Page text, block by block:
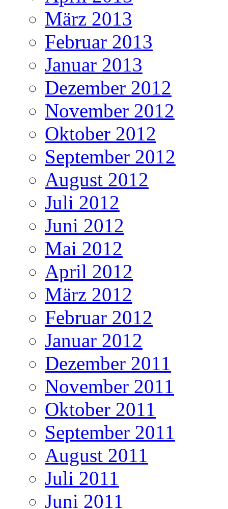
März 2013
Februar 2013
Januar 2013
Dezember 2012
November 2012
Oktober 2012
September 2012
August 2012
Juli 2012
Juni 2012
Mai 2012
April 2012
März 2012
Februar 2012
Januar 2012
Dezember 2011
November 2011
Oktober 2011
September 2011
August 2011
Juli 2011
Juni 2011